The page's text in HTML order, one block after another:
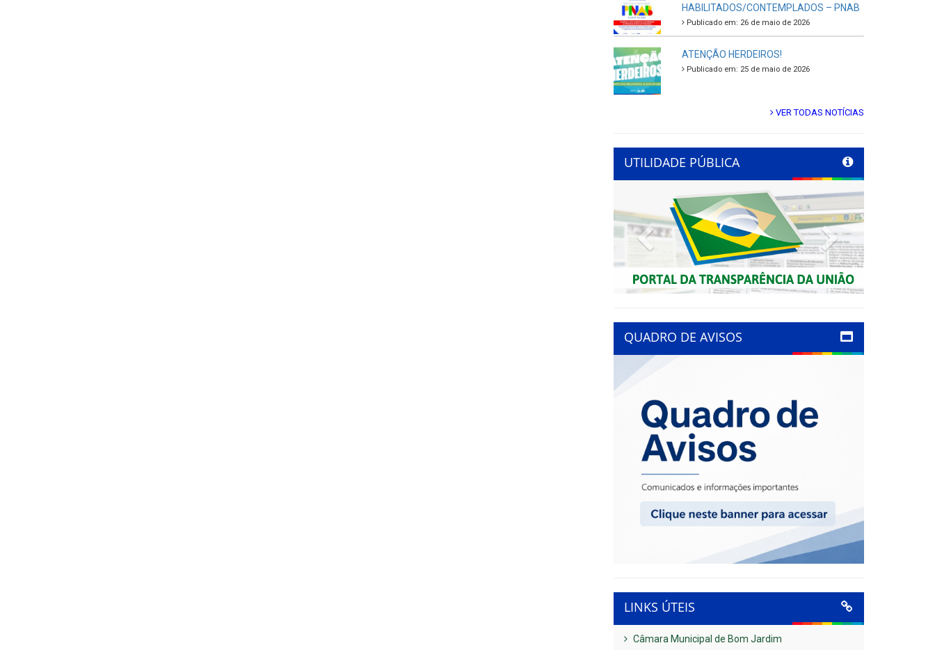
HABILITADOS/CONTEMPLADOS – PNAB
Publicado em: 26 de maio de 2026
ATENÇÃO HERDEIROS!
Publicado em: 25 de maio de 2026
VER TODAS NOTÍCIAS
UTILIDADE PÚBLICA
Previous Next
QUADRO DE AVISOS
LINKS ÚTEIS
Câmara Municipal de Bom Jardim